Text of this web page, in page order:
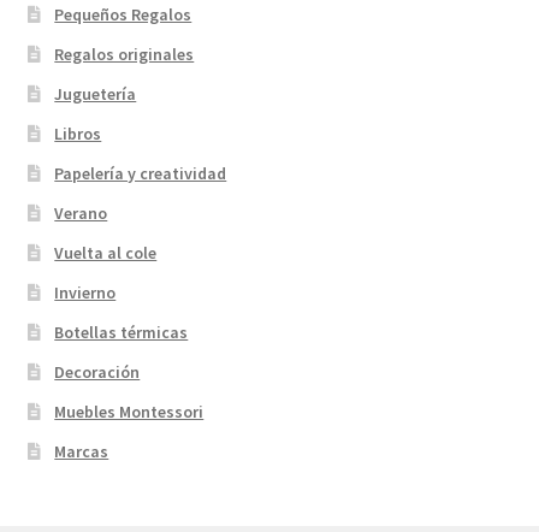
Pequeños Regalos
Regalos originales
Juguetería
Libros
Papelería y creatividad
Verano
Vuelta al cole
Invierno
Botellas térmicas
Decoración
Muebles Montessori
Marcas